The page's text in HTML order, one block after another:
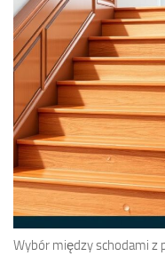
Wybór między schodami z